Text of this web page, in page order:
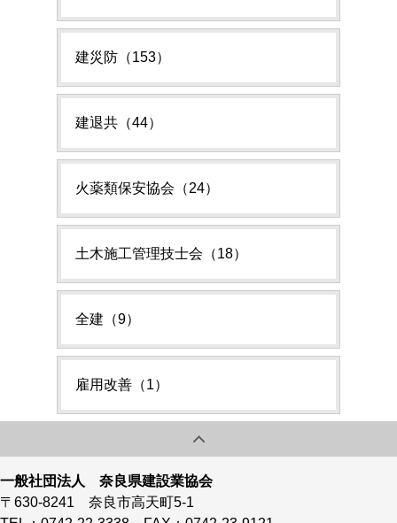
建災防（153）
建退共（44）
火薬類保安協会（24）
土木施工管理技士会（18）
全建（9）
雇用改善（1）
一般社団法人 奈良県建設業協会
〒630-8241 奈良市高天町5-1